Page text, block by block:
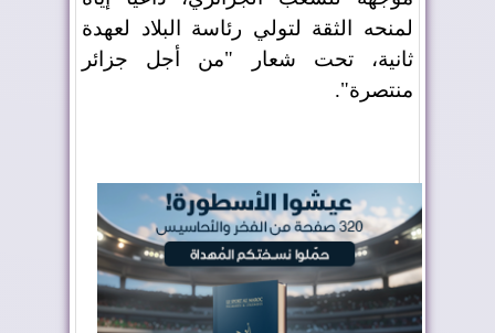
لمنحه الثقة لتولي رئاسة البلاد لعهدة
ثانية، تحت شعار "من أجل جزائر
منتصرة".